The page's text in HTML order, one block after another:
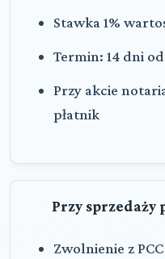
Stawka 1%
Termin: 14 dni
Przy akcie
płatnik
Przy
Zwolnienie z PCC